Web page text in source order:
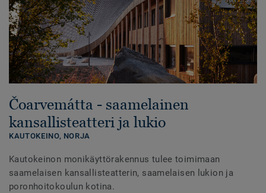
Čoarvemátta - saamelainen
kansallisteatteri ja lukio
KAUTOKEINO, NORJA
Kautokeinon monikäyttörakennus tulee toimimaan
saamelaisen kansallisteatterin, saamelaisen lukion ja
poronhoitokoulun kotina.